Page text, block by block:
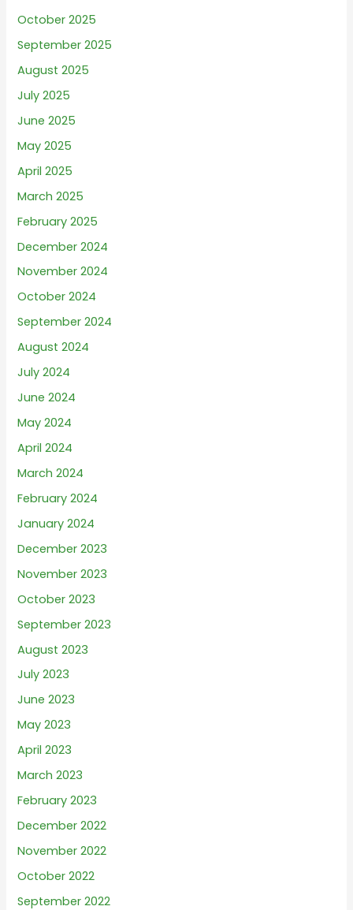
October 2025
September 2025
August 2025
July 2025
June 2025
May 2025
April 2025
March 2025
February 2025
December 2024
November 2024
October 2024
September 2024
August 2024
July 2024
June 2024
May 2024
April 2024
March 2024
February 2024
January 2024
December 2023
November 2023
October 2023
September 2023
August 2023
July 2023
June 2023
May 2023
April 2023
March 2023
February 2023
December 2022
November 2022
October 2022
September 2022